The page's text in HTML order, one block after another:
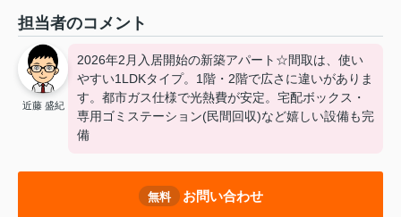
担当者のコメント
近藤 盛紀
2026年2月入居開始の新築アパート☆間取は、使い
やすい1LDKタイプ。1階・2階で広さに違いがありま
す。都市ガス仕様で光熱費が安定。宅配ボックス・
専用ゴミステーション(民間回収)など嬉しい設備も完
備
無料 お問い合わせ